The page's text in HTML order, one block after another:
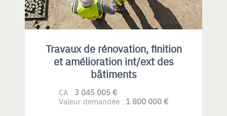
Travaux de rénovation, finition
et amélioration int/ext des
bâtiments
CA : 3 045 005 €
Valeur demandée : 1 800 000 €